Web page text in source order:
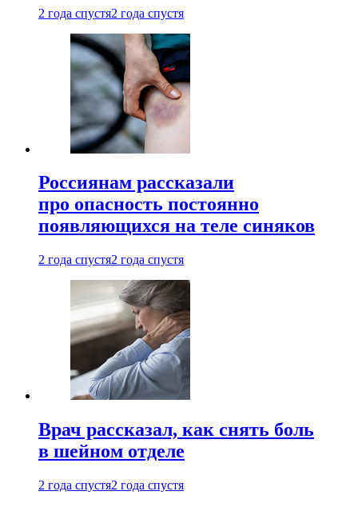
2 года спустя2 года спустя
Россиянам рассказали
про опасность постоянно
появляющихся на теле синяков
2 года спустя2 года спустя
Врач рассказал, как снять боль
в шейном отделе
2 года спустя2 года спустя